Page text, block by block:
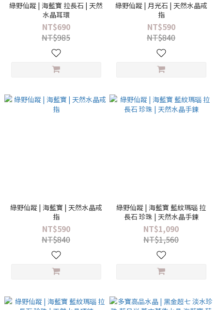
綠野仙蹤 | 海藍寶 拉長石 | 天然
水晶耳環
NT$690
NT$985
綠野仙蹤 | 月光石 | 天然水晶戒
指
NT$590
NT$840
綠野仙蹤 | 海藍寶 | 天然水晶戒
指
NT$590
NT$840
綠野仙蹤 | 海藍寶 藍紋瑪瑙 拉
長石 珍珠 | 天然水晶手鍊
NT$1,090
NT$1,560